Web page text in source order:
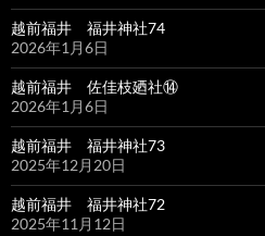
越前福井 福井神社74
2026年1月6日
越前福井 佐佳枝廼社⑭
2026年1月6日
越前福井 福井神社73
2025年12月20日
越前福井 福井神社72
2025年11月12日